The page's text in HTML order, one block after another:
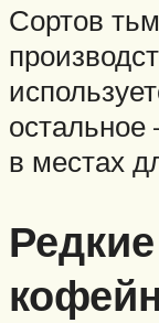
Сортов
остальное
в местах